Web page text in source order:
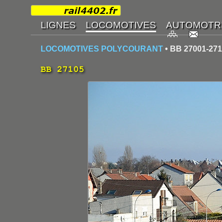
LOCOMOTIVES POLYCOURANT • BB 27001-
BB 27105